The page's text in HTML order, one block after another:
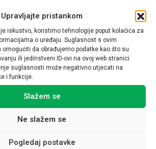
Upravljajte pristankom
iskustvo, koristimo tehnologije poput kolačića za
o uređaju. Suglasnost s ovim
da obrađujemo podatke kao što su
ili jedinstveni ID-ovi na ovoj web stranici.
suglasnosti može negativno utjecati na
i funkcije.
Slažem se
Ne slažem se
Pogledaj postavke
sklopnika